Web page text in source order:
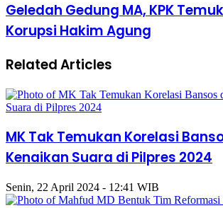
Geledah Gedung MA, KPK
Korupsi Hakim Agung
Related Articles
MK Tak Temukan Korelasi
Kenaikan Suara di Pilpres 2024
Senin, 22 April 2024 - 12:41 WIB